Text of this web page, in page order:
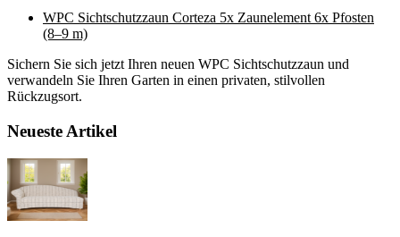
WPC Sichtschutzzaun Corteza 5x Zaunelement 6x Pfosten
(8–9 m)
Sichern Sie sich jetzt Ihren neuen WPC Sichtschutzzaun und
verwandeln Sie Ihren Garten in einen privaten, stilvollen
Rückzugsort.
Neueste Artikel